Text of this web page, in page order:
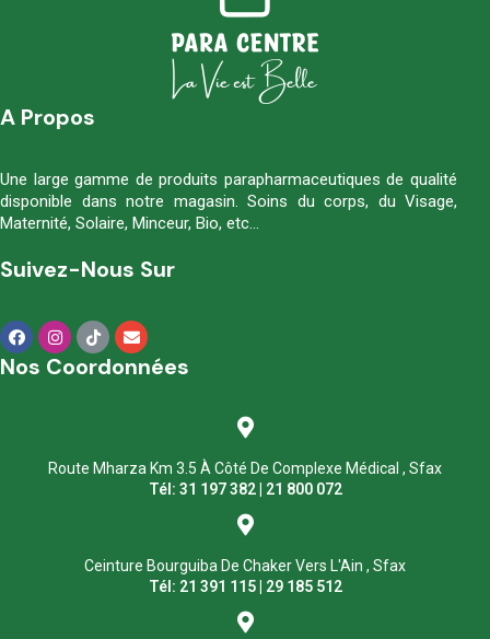
A Propos
Une large gamme de produits parapharmaceutiques de qualité
disponible dans notre magasin. Soins du corps, du Visage,
Maternité, Solaire, Minceur, Bio, etc…
Suivez-Nous Sur
Nos Coordonnées
Route Mharza Km 3.5 À Côté De Complexe Médical , Sfax
Tél: 31 197 382 | 21 800 072
Ceinture Bourguiba De Chaker Vers L'Ain , Sfax
Tél: 21 391 115 | 29 185 512